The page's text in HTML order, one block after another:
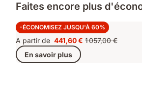
Faites encore plus
-ÉCONOMISEZ JUSQU'À 60%
Super Deal+
A partir de Prix
441,60 €
441,60 € Prix
1 057,00 €
En savoir plus